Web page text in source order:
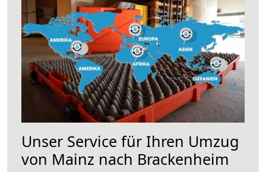
Unser Service für Ihren Umzug
von Mainz nach Brackenheim